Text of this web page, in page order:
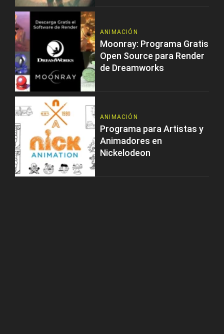
ANIMACIÓN
Moonray: Programa Gratis
Open Source para Render
de Dreamworks
ANIMACIÓN
Programa para Artistas y
Animadores en
Nickelodeon